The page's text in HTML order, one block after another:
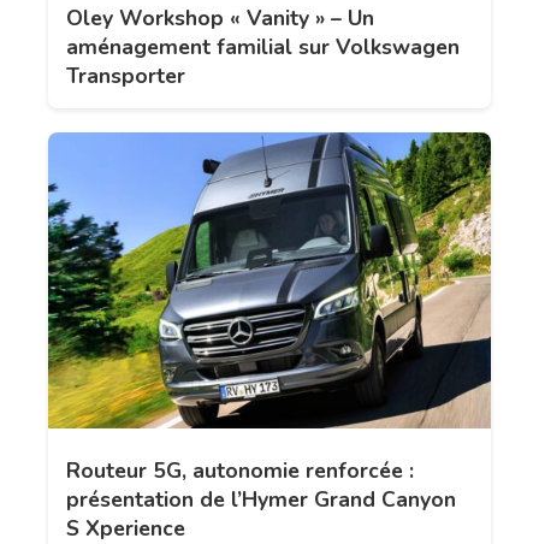
Oley Workshop « Vanity » – Un
aménagement familial sur Volkswagen
Transporter
Routeur 5G, autonomie renforcée :
présentation de l’Hymer Grand Canyon
S Xperience